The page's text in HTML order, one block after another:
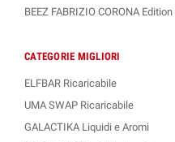
BEEZ FABRIZIO CORONA Edition
CATEGORIE MIGLIORI
ELFBAR Ricaricabile
UMA SWAP Ricaricabile
GALACTIKA Liquidi e Aromi